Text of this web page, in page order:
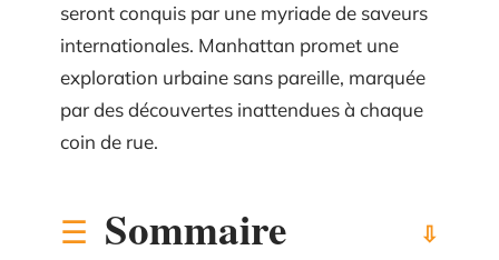
seront conquis par une myriade de saveurs
internationales. Manhattan promet une
exploration urbaine sans pareille, marquée
par des découvertes inattendues à chaque
coin de rue.
Sommaire